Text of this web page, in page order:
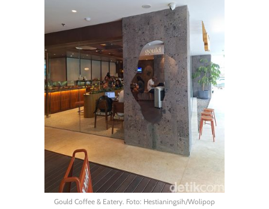
Gould Coffee & Eatery. Foto: Hestianingsih/Wolipop